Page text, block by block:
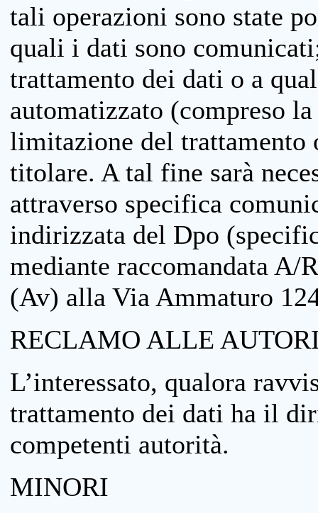
tali operazioni sono state
quali i dati sono
trattamento dei dati o a
automatizzato (compreso
limitazione del trattamento
titolare. A tal fine sarà
attraverso specifica
indirizzata del Dpo
mediante raccomandata
(Av) alla Via Ammaturo
RECLAMO ALLE
L’interessato, qualora
trattamento dei dati ha il
competenti autorità.
MINORI